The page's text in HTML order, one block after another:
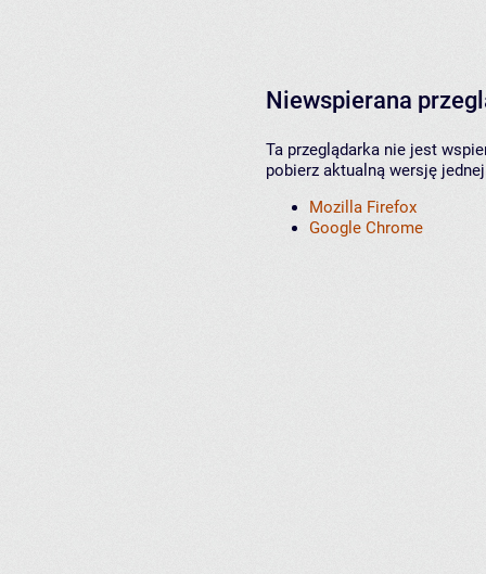
Niewspierana
Ta przeglądarka nie jest
pobierz aktualną wersję
Mozilla Firefox
Google Chrome